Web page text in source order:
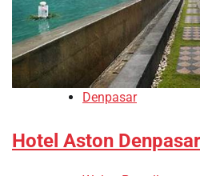
Denpasar
Hotel Aston Denpasar